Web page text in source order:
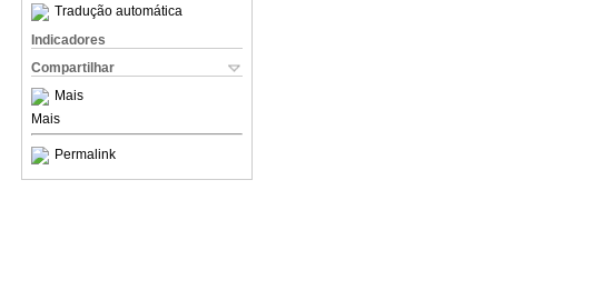
Tradução automática
Indicadores
Compartilhar
Mais
Mais
Permalink